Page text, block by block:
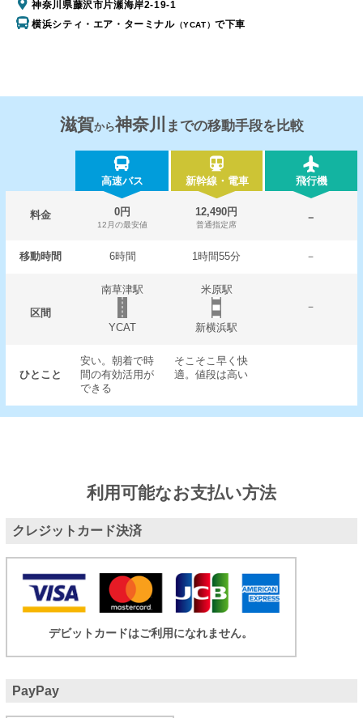
神奈川県藤沢市片瀬海岸2-19-1
横浜シティ・エア・ターミナル（YCAT）で下車
滋賀から神奈川 までの移動手段を比較
高速バス 新幹線・電車 飛行機
料金 0円
12月の最安値
12,490円
普通指定席
－
移動時間 6時間 1時間55分 －
区間
南草津駅
米原駅
－
YCAT
新横浜駅
ひとこと
安い。朝着で時
間の有効活用が
できる
そこそこ早く快
適。値段は高い
利用可能なお支払い方法
クレジットカード決済
デビットカードはご利用になれません。
PayPay